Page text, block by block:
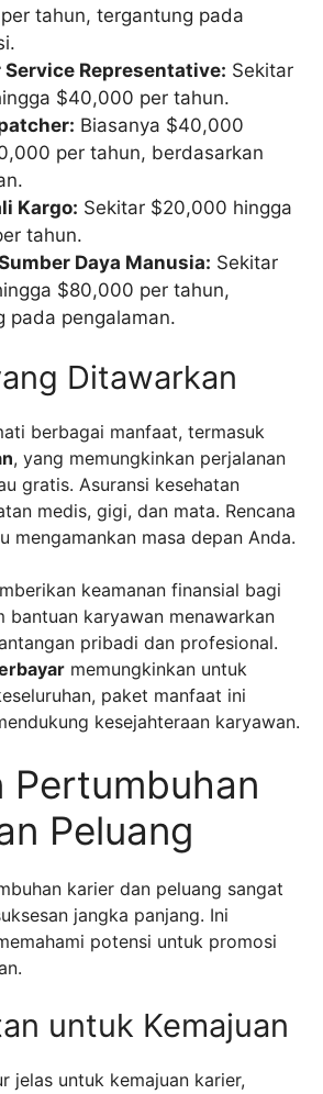
tahun, tergantung pada
Representative: Sekitar
$40,000 per tahun.
Biasanya $40,000
per tahun, berdasarkan
Kargo: Sekitar $20,000 hingga
tahun.
Daya Manusia: Sekitar
$80,000 per tahun,
pada pengalaman.
Ditawarkan
berbagai manfaat, termasuk
, yang memungkinkan perjalanan
gratis. Asuransi kesehatan
medis, gigi, dan mata. Rencana
mengamankan masa depan Anda.
keamanan finansial bagi
bantuan karyawan menawarkan
pribadi dan profesional.
memungkinkan untuk
paket manfaat ini
kesejahteraan karyawan.
Pertumbuhan
Peluang
karier dan peluang sangat
jangka panjang. Ini
potensi untuk promosi
untuk Kemajuan
jelas untuk kemajuan karier,